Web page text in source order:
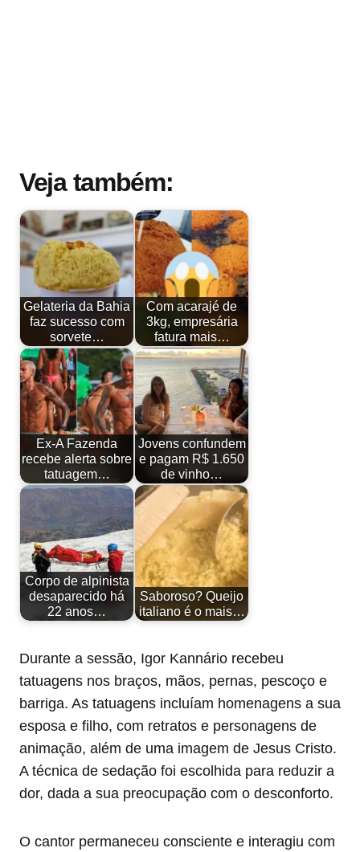
Veja também:
Gelateria da Bahia
faz sucesso com
sorvete…
Com acarajé de
3kg, empresária
fatura mais…
Ex-A Fazenda
recebe alerta sobre
tatuagem…
Jovens confundem
e pagam R$ 1.650
de vinho…
Corpo de alpinista
desaparecido há
22 anos…
Saboroso? Queijo
italiano é o mais…
Durante a sessão, Igor Kannário recebeu
tatuagens nos braços, mãos, pernas, pescoço e
barriga. As tatuagens incluíam homenagens a sua
esposa e filho, com retratos e personagens de
animação, além de uma imagem de Jesus Cristo.
A técnica de sedação foi escolhida para reduzir a
dor, dada a sua preocupação com o desconforto.
O cantor permaneceu consciente e interagiu com